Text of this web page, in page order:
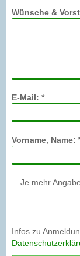
Wünsche &
E-Mail: *
Vorname, Name:
Je mehr
Infos zu